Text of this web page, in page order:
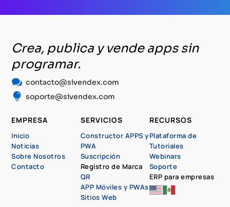
Crea, publica y vende apps sin
programar.
 contacto@sivendex.com
 soporte@sivendex.com
EMPRESA
Inicio
Noticias
Sobre Nosotros
Contacto
SERVICIOS
Constructor APPS y
PWA
Suscripción
Registro de Marca
QR
APP Móviles y PWAs
Sitios Web
RECURSOS
Plataforma de
Tutoriales
Webinars
Soporte
ERP para empresas